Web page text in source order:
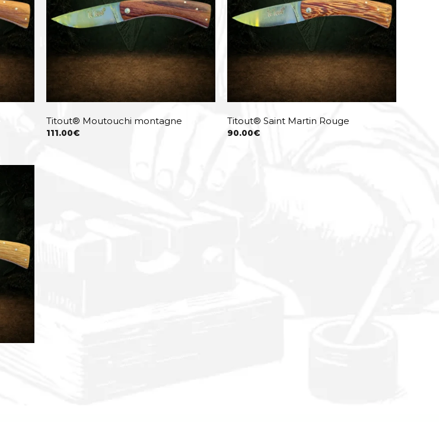
Titout® Moutouchi montagne
111.00€
Titout® Saint Martin Rouge
90.00€